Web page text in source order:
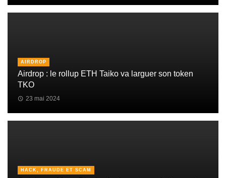
AIRDROP
Airdrop : le rollup ETH Taiko va larguer son token
TKO
23 mai 2024
HACK, FRAUDE ET SCAM